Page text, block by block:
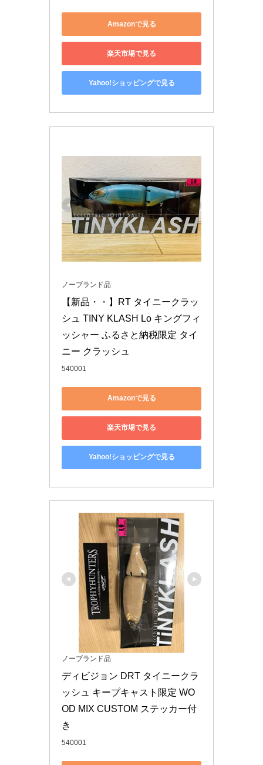
Amazonで見る
楽天市場で見る
Yahoo!ショッピングで見る
ノーブランド品
【新品・・】RT タイニークラッ
シュ TINY KLASH Lo キングフィ
ッシャー ふるさと納税限定 タイ
ニー クラッシュ
540001
Amazonで見る
楽天市場で見る
Yahoo!ショッピングで見る
ノーブランド品
ディビジョン DRT タイニークラ
ッシュ キープキャスト限定 WO
OD MIX CUSTOM ステッカー付
き
540001